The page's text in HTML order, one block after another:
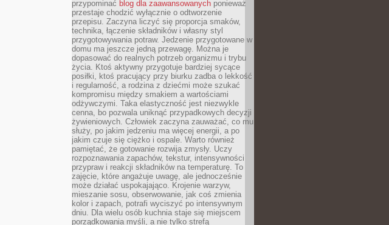
przypominać blog dla zaawansowanych ponieważ
przestaje chodzić wyłącznie o odtworzenie
przepisu. Zaczyna liczyć się proporcja smaków,
technika, łączenie składników i własny styl
przygotowywania potraw. Jedzenie przygotowane w
domu ma jeszcze jedną przewagę. Można je
dopasować do realnych potrzeb organizmu i trybu
życia. Ktoś aktywny przygotuje bardziej sycące
posiłki, ktoś pracujący przy biurku zadba o lekkość
i regularność, a rodzina z dziećmi może szukać
kompromisu między smakiem a wartościami
odżywczymi. Taka elastyczność jest niezwykle
cenna, bo pozwala uniknąć przypadkowych decyzji
żywieniowych. Człowiek zaczyna zauważać, co mu
służy, po jakim jedzeniu ma więcej energii, a po
jakim czuje się ciężko i ospale. Warto również
pamiętać, że gotowanie rozwija zmysły. Uczy
rozpoznawania zapachów, tekstur, intensywności
przypraw i reakcji składników na temperaturę. To
zajęcie, które angażuje uwagę, ale jednocześnie
może działać uspokajająco. Krojenie warzyw,
mieszanie sosu, obserwowanie, jak coś zmienia
kolor i zapach, potrafi wyciszyć po intensywnym
dniu. Dla wielu osób kuchnia staje się miejscem
porządkowania myśli, a nie tylko strefą